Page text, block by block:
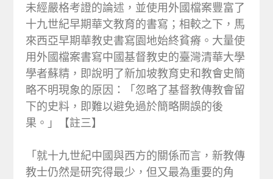
未經嚴格考證的論述，並使用外國檔案豐富了
十九世紀早期華文教育的書寫；相較之下，馬
來西亞早期華教史書寫園地始終貧瘠。大量使
用外國檔案書寫中國基督教史的臺灣清華大學
學者蘇精，即說明了新加坡教育史和教會史簡
略不明現象的原因：「忽略了基督教傳教會留
下的史料，即難以避免過於簡略闕誤的後
果。」【註三】
「就十九世紀中國與西方的關係而言，新教傳
教士仍然是研究得最少，但又最為重要的角